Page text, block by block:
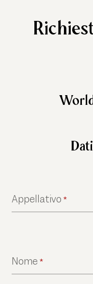
Appellativo *
Nome *